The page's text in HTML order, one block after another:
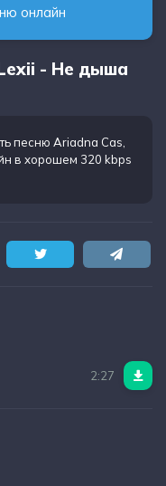
онлайн
- Не дыша
песню Ariadna Cas,
в хорошем 320 kbps
2:27